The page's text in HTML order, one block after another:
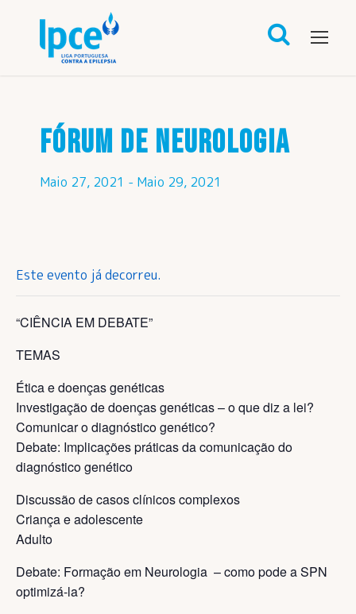
FÓRUM DE NEUROLOGIA
Maio 27, 2021 - Maio 29, 2021
Este evento já decorreu.
“CIÊNCIA EM DEBATE”
TEMAS
Ética e doenças genéticas
Investigação de doenças genéticas – o que diz a lei?
Comunicar o diagnóstico genético?
Debate: Implicações práticas da comunicação do
diagnóstico genético
Discussão de casos clínicos complexos
Criança e adolescente
Adulto
Debate: Formação em Neurologia – como pode a SPN
optimizá-la?